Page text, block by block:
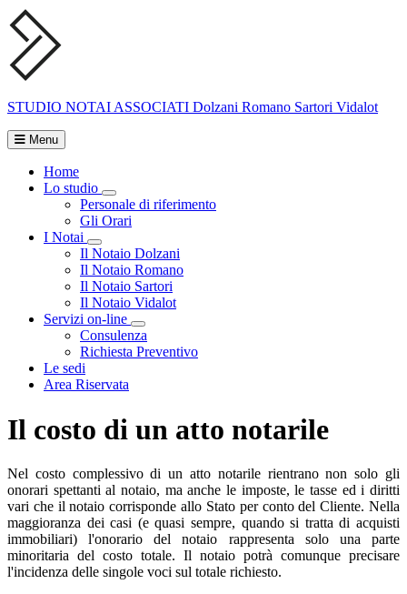
STUDIO NOTAI ASSOCIATI Dolzani Romano Sartori Vidalot
Menu
Home
Lo studio
Visualizza menù di secondo livello
Personale di riferimento
Gli Orari
I Notai
Visualizza menù di secondo livello
Il Notaio Dolzani
Il Notaio Romano
Il Notaio Sartori
Il Notaio Vidalot
Servizi on-line
Visualizza menù di secondo livello
Consulenza
Richiesta Preventivo
Le sedi
Area Riservata
Il costo di un atto notarile
Nel costo complessivo di un atto notarile rientrano non solo gli
onorari spettanti al notaio, ma anche le imposte, le tasse ed i diritti
vari che il notaio corrisponde allo Stato per conto del Cliente. Nella
maggioranza dei casi (e quasi sempre, quando si tratta di acquisti
immobiliari) l'onorario del notaio rappresenta solo una parte
minoritaria del costo totale. Il notaio potrà comunque precisare
l'incidenza delle singole voci sul totale richiesto.